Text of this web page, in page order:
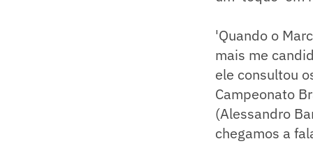
'Quando o
mais me
ele consultou
Campeonato
(Alessandro
chegamos a